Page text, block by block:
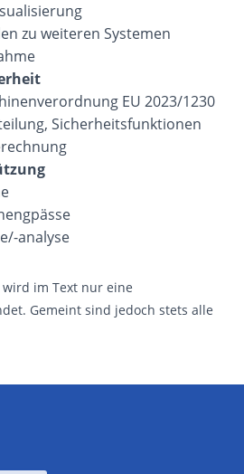
zu weiteren Systemen
EU 2023/1230
Sicherheitsfunktionen
analyse
im Text nur eine
Gemeint sind jedoch stets alle